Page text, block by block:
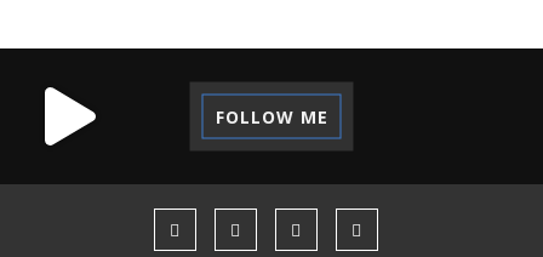
FOLLOW ME